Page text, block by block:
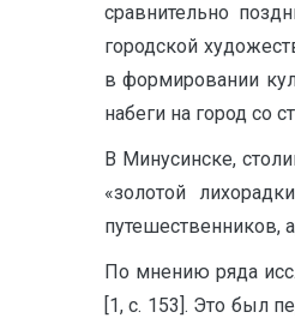
сравнительно
городской
в формировании
набеги на город со
В Минусинске,
«золотой
путешественников,
По мнению ряда
[1, с. 153]. Это был